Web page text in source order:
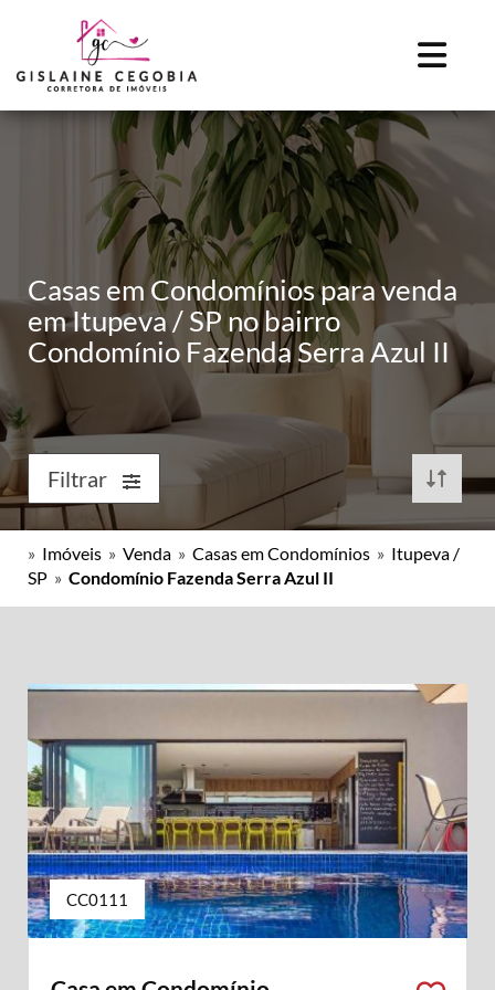
Casas em Condomínios para venda
em Itupeva / SP no bairro
Condomínio Fazenda Serra Azul II
Filtrar
» Imóveis » Venda » Casas em Condomínios » Itupeva /
SP » Condomínio Fazenda Serra Azul II
CC0111